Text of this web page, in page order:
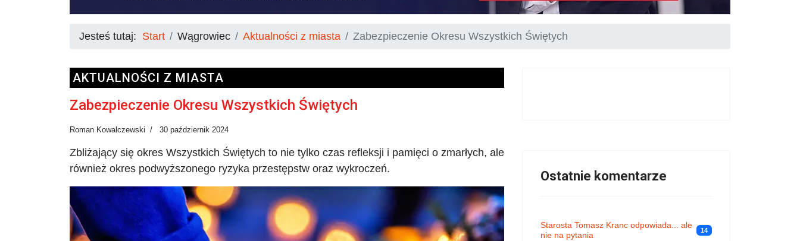
Jesteś tutaj: Start Wągrowiec Aktualności z miasta Zabezpieczenie Okresu Wszystkich Świętych
AKTUALNOŚCI Z MIASTA
Zabezpieczenie Okresu Wszystkich Świętych
Roman Kowalczewski 30 październik 2024
Zbliżający się okres Wszystkich Świętych to nie tylko czas refleksji i pamięci o zmarłych, ale
również okres podwyższonego ryzyka przestępstw oraz wykroczeń.
Ostatnie komentarze
Starosta Tomasz Kranc odpowiada... ale
nie na pytania
14